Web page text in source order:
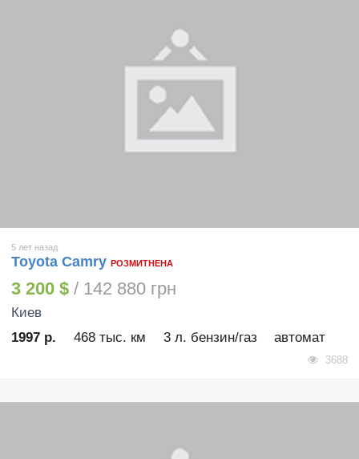
5 лет назад
Toyota Camry РОЗМИТНЕНА
3 200 $ / 142 880 грн
Киев
1997 р.
468 тыс. км 3 л. бензин/газ автомат
3688